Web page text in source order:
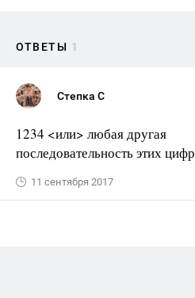
ОТВЕТЫ 1
Степка С
1234 <или> любая другая
последовательность этих цифр
11 сентября 2017